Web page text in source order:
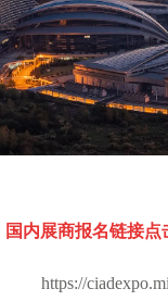
国内展商报名链接
https://